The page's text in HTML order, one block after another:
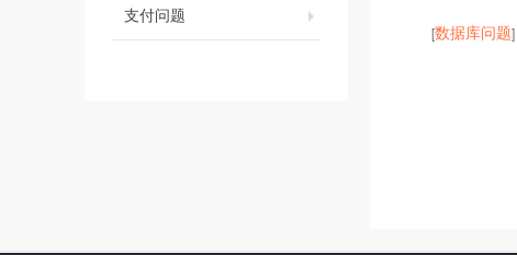
支付问题
[数据库问题]